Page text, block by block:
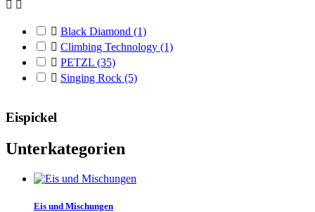
 
 Black Diamond (1)
 Climbing Technology (1)
 PETZL (35)
 Singing Rock (5)
Eispickel
Unterkategorien
Eis und Mischungen